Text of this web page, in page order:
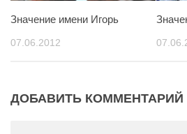
Значение имени Игорь
07.06.2012
ДОБАВИТЬ КОММЕНТАРИЙ